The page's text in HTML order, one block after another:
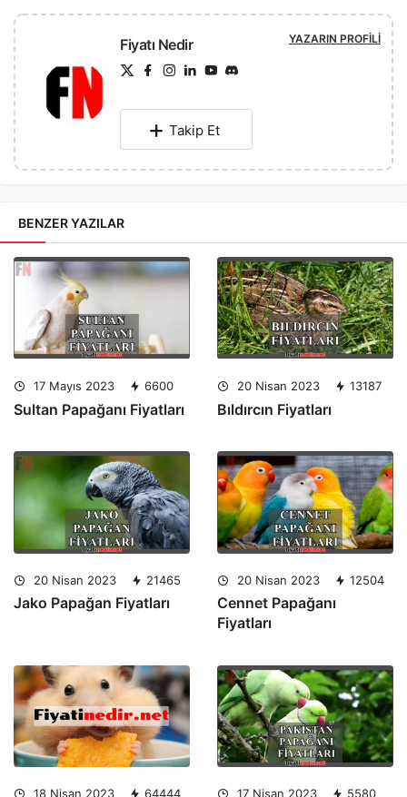
Fiyatı Nedir YAZARIN PROFILI
Takip Et
BENZER YAZILAR
17 Mayıs 2023 6600
Sultan Papağanı Fiyatları
20 Nisan 2023 13187
Bıldırcın Fiyatları
20 Nisan 2023 21465
Jako Papağan Fiyatları
20 Nisan 2023 12504
Cennet Papağanı
Fiyatları
18 Nisan 2023 64444 17 Nisan 2023 5580